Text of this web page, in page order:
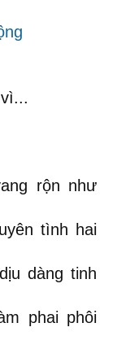
rộn như
tình hai
dàng tinh
phai phôi